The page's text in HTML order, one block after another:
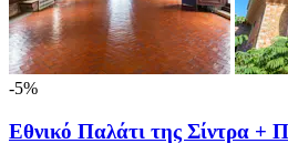
-5%
Εθνικό Παλάτι της Σίντρα +